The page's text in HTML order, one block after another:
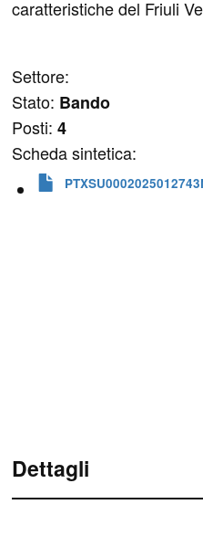
Dettagli
caratteristiche del Friuli
Settore:
Stato: Bando
Posti:4
Scheda sintetica: